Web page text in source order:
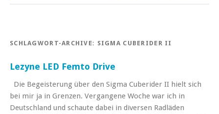
SCHLAGWORT-ARCHIVE: SIGMA CUBERIDER II
Lezyne LED Femto Drive
Die Begeisterung über den Sigma Cuberider II hielt sich
bei mir ja in Grenzen. Vergangene Woche war ich in
Deutschland und schaute dabei in diversen Radläden